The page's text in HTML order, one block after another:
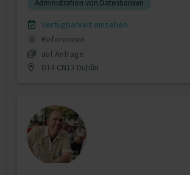
Administration von Datenbanken
Verfügbarkeit einsehen
0
Referenzen
auf Anfrage
D14 CN13 Dublin